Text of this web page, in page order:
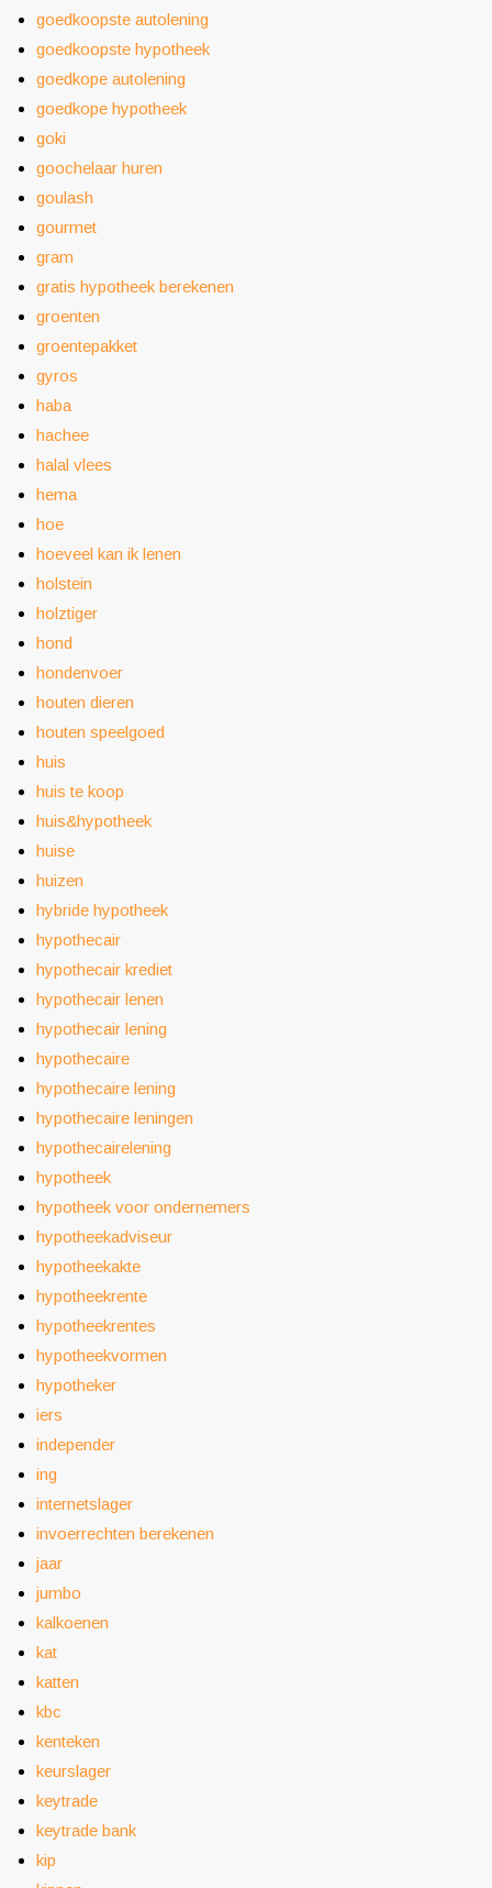
goedkoopste autolening
goedkoopste hypotheek
goedkope autolening
goedkope hypotheek
goki
goochelaar huren
goulash
gourmet
gram
gratis hypotheek berekenen
groenten
groentepakket
gyros
haba
hachee
halal vlees
hema
hoe
hoeveel kan ik lenen
holstein
holztiger
hond
hondenvoer
houten dieren
houten speelgoed
huis
huis te koop
huis&hypotheek
huise
huizen
hybride hypotheek
hypothecair
hypothecair krediet
hypothecair lenen
hypothecair lening
hypothecaire
hypothecaire lening
hypothecaire leningen
hypothecairelening
hypotheek
hypotheek voor ondernemers
hypotheekadviseur
hypotheekakte
hypotheekrente
hypotheekrentes
hypotheekvormen
hypotheker
iers
independer
ing
internetslager
invoerrechten berekenen
jaar
jumbo
kalkoenen
kat
katten
kbc
kenteken
keurslager
keytrade
keytrade bank
kip